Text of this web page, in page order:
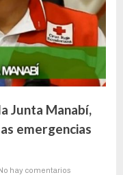
Junta Manabí,
emergencias
hay comentarios